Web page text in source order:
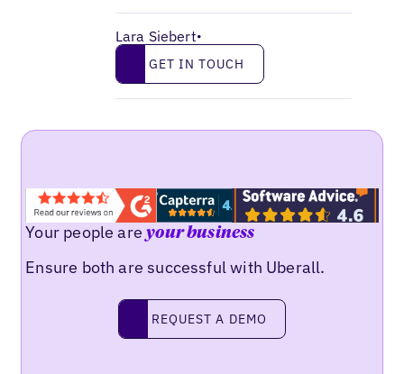
Lara Siebert•
Get in touch
GET IN TOUCH
Your people areyour business
Ensure both are successful with Uberall.
Request a demo
REQUEST A DEMO